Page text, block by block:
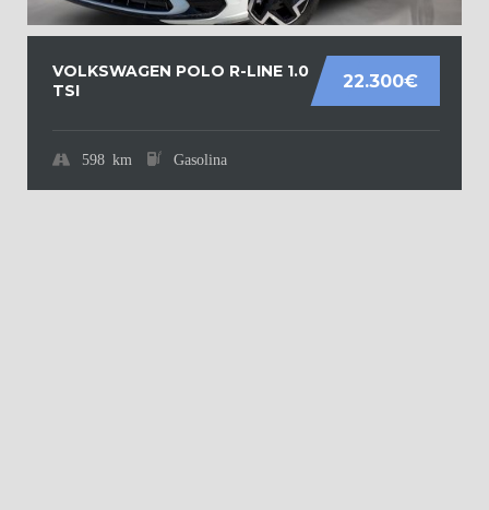
22.300€
VOLKSWAGEN POLO R-LINE 1.0
TSI
598 km Gasolina